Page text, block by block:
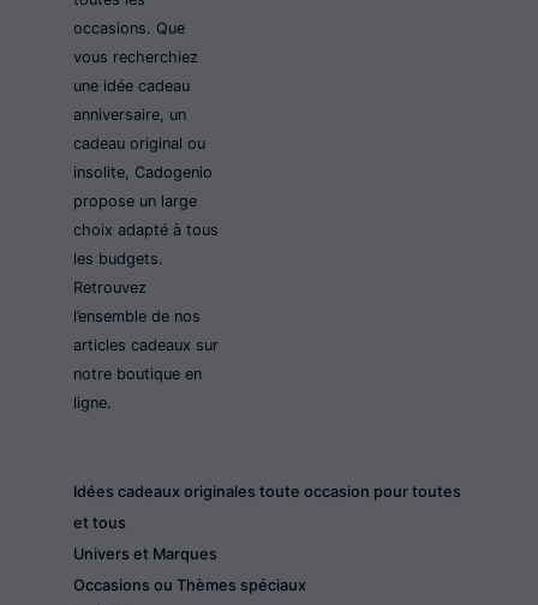
occasions. Que
vous recherchiez
une idée cadeau
anniversaire, un
cadeau original ou
insolite, Cadogenio
propose un large
choix adapté à tous
les budgets.
Retrouvez
l’ensemble de nos
articles cadeaux sur
notre boutique en
ligne.
Idées cadeaux originales toute occasion pour toutes
et tous
Univers et Marques
Occasions ou Thèmes spéciaux